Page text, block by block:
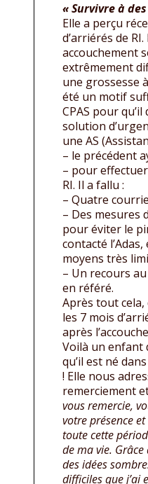
« Survivre à
Elle a perçu
d’arriérés de
accouchement
extrêmement
une grossesse
été un motif
CPAS pour
solution
une AS
– le précédent
– pour
RI. Il a fallu :
– Quatre
– Des mesures
pour éviter le
contacté
moyens très
– Un recours
en référé.
Après tout
les 7 mois
après
Voilà un enfant
qu’il est né
! Elle nous
remerciement
vous remercie,
votre présence
toute cette
de ma vie. Grâce
des idées
difficiles que j’ai